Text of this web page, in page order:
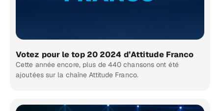
Votez pour le top 20 2024 d’Attitude Franco
Cette année encore, plus de 440 chansons ont été
ajoutées sur la chaîne Attitude Franco.